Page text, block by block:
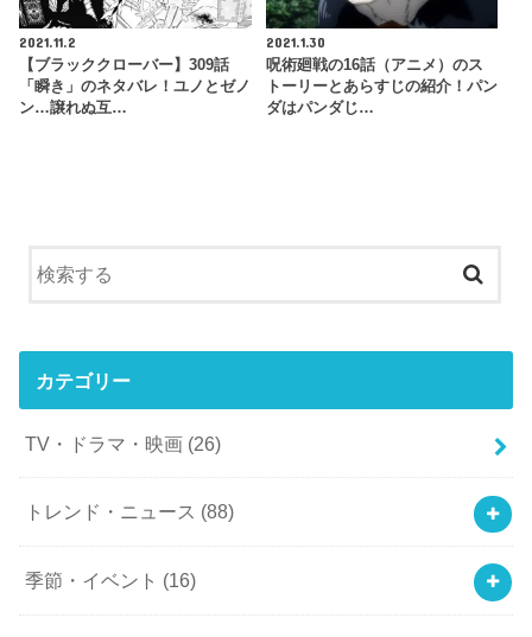
2021.11.2
【ブラッククローバー】309話
「瞬き」のネタバレ！ユノとゼノ
ン…譲れぬ互…
2021.1.30
呪術廻戦の16話（アニメ）のス
トーリーとあらすじの紹介！パン
ダはパンダじ…
カテゴリー
TV・ドラマ・映画 (26)
トレンド・ニュース (88)
季節・イベント (16)